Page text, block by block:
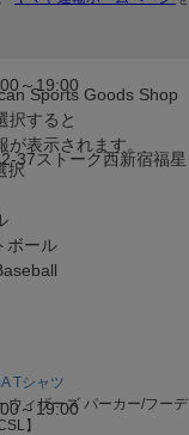
～19:00
37ストーク西新宿福
～19:00
択すると
表示されます。
択
ボール
Tシャツ
ウィザーズ パーカー/フー
】